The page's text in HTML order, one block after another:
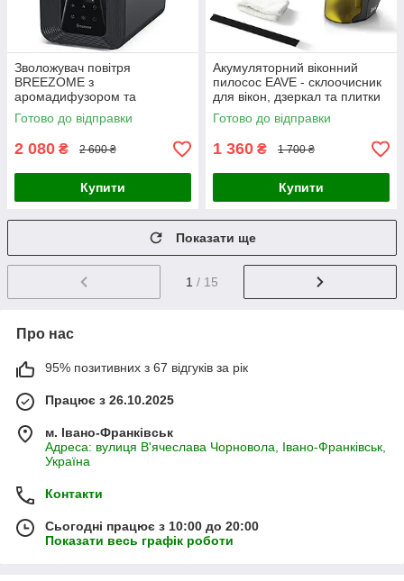
Зволожувач повітря
BREEZOME з
аромадифузором та
нічником
Готово до відправки
2 080 ₴ 2 600 ₴
Купити
Акумуляторний віконний
пилосос EAVE - склоочисник
для вікон, дзеркал та плитки
(Повний комплект)
Готово до відправки
1 360 ₴ 1 700 ₴
Купити
Показати ще
1 / 15
Про нас
95% позитивних з 67 відгуків за рік
Працює з 26.10.2025
м. Івано-Франківськ
Адреса: вулиця В'ячеслава Чорновола, Івано-Франківськ,
Україна
Контакти
Сьогодні працює з 10:00 до 20:00
Показати весь графік роботи